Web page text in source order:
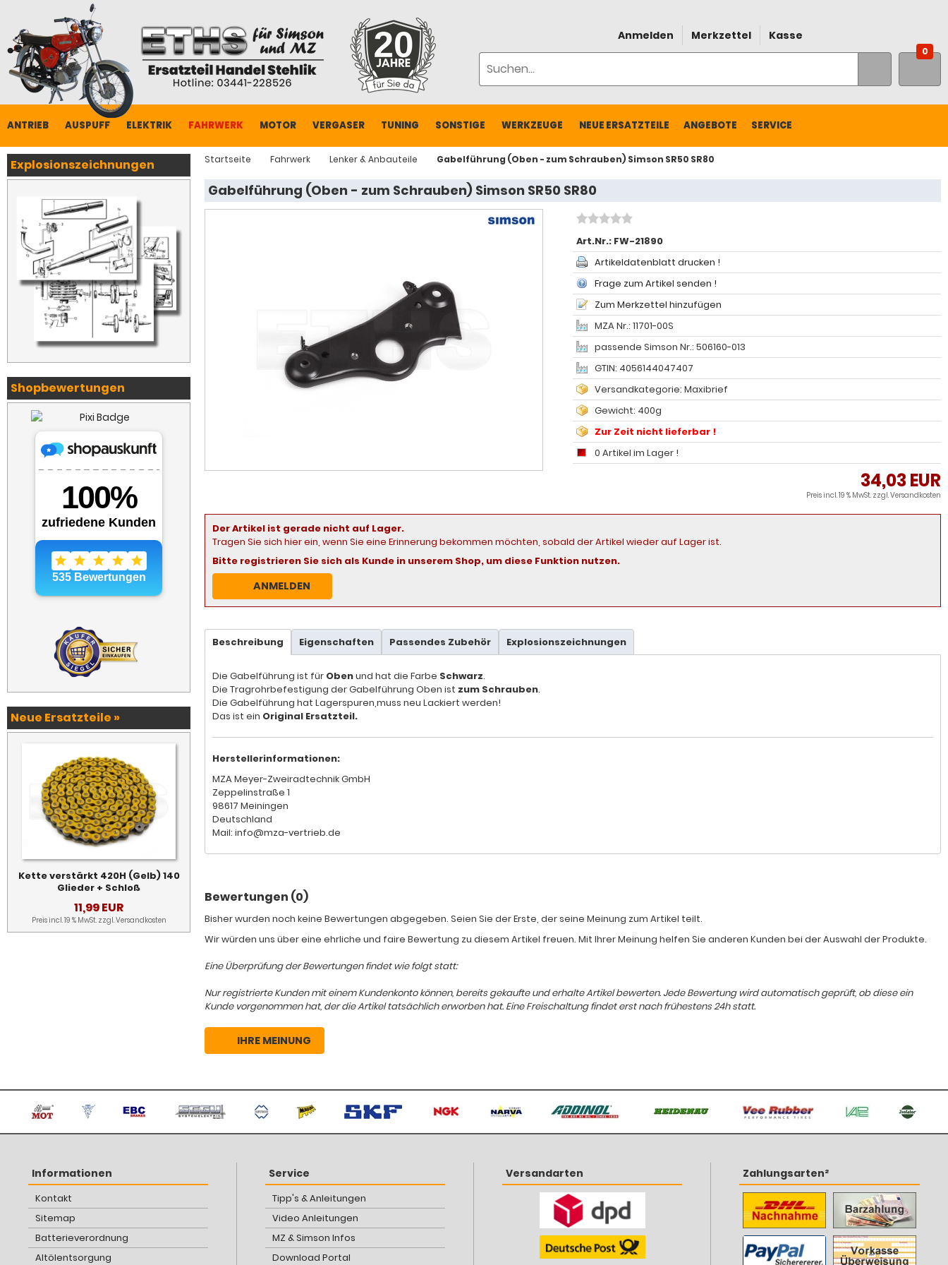
Anmelden Merkzettel Kasse
0
ANTRIEB AUSPUFF ELEKTRIK FAHRWERK MOTOR VERGASER TUNING SONSTIGE WERKZEUGE NEUE ERSATZTEILE ANGEBOTE SERVICE
Startseite Fahrwerk Lenker & Anbauteile Gabelführung (Oben - zum Schrauben) Simson SR50 SR80
Gabelführung (Oben - zum Schrauben) Simson SR50 SR80
Art.Nr.: FW-21890
Artikeldatenblatt drucken !
Frage zum Artikel senden !
Zum Merkzettel hinzufügen
MZA Nr.: 11701-00S
passende Simson Nr.: 506160-013
GTIN: 4056144047407
Versandkategorie: Maxibrief
Gewicht: 400g
Zur Zeit nicht lieferbar !
0 Artikel im Lager !
34,03 EUR
Preis incl. 19 % MwSt. zzgl.Versandkosten
Der Artikel ist gerade nicht auf Lager.
Tragen Sie sich hier ein, wenn Sie eine Erinnerung bekommen möchten, sobald der Artikel wieder auf Lager ist.
Bitte registrieren Sie sich als Kunde in unserem Shop, um diese Funktion nutzen.
ANMELDEN
Beschreibung Eigenschaften Passendes Zubehör Explosionszeichnungen
Die Gabelführung ist für Obenund hat die Farbe Schwarz.
Die Tragrohrbefestigung der Gabelführung Oben ist zum Schrauben.
Die Gabelführung hat Lagerspuren,muss neu Lackiert werden!
Das ist ein Original Ersatzteil.
Herstellerinformationen:
MZA Meyer-Zweiradtechnik GmbH
Zeppelinstraße 1
98617 Meiningen
Deutschland
Mail: info@mza-vertrieb.de
Bewertungen (0)
Bisher wurden noch keine Bewertungen abgegeben. Seien Sie der Erste, der seine Meinung zum Artikel teilt.
Wir würden uns über eine ehrliche und faire Bewertung zu diesem Artikel freuen. Mit Ihrer Meinung helfen Sie anderen Kunden bei der Auswahl der Produkte.
Eine Überprüfung der Bewertungen findet wie folgt statt:
Nur registrierte Kunden mit einem Kundenkonto können, bereits gekaufte und erhalte Artikel bewerten. Jede Bewertung wird automatisch geprüft, ob diese ein
Kunde vorgenommen hat, der die Artikel tatsächlich erworben hat. Eine Freischaltung findet erst nach frühestens 24h statt.
IHRE MEINUNG
Explosionszeichnungen
Shopbewertungen
Neue Ersatzteile »
Kette verstärkt 420H (Gelb) 140
Glieder + Schloß
11,99 EUR
Preis incl. 19 % MwSt. zzgl.Versandkosten
Informationen
Kontakt
Sitemap
Batterieverordnung
Altölentsorgung
Service
Tipp's & Anleitungen
Video Anleitungen
MZ & Simson Infos
Download Portal
Versandarten Zahlungsarten²